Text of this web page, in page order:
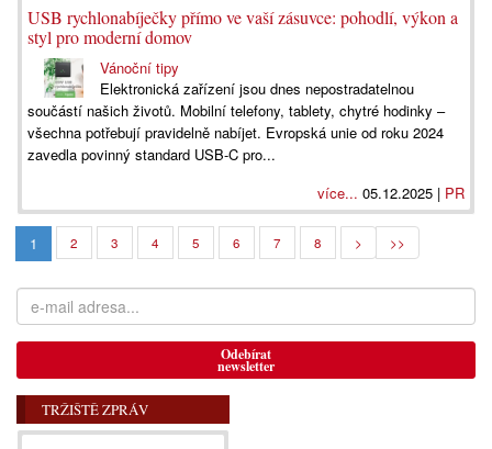
USB rychlonabíječky přímo ve vaší zásuvce: pohodlí, výkon a
styl pro moderní domov
Vánoční tipy
Elektronická zařízení jsou dnes nepostradatelnou
součástí našich životů. Mobilní telefony, tablety, chytré hodinky –
všechna potřebují pravidelně nabíjet. Evropská unie od roku 2024
zavedla povinný standard USB-C pro...
více... 05.12.2025 | PR
1 2 3 4 5 6 7 8 > >>
Odebírat
newsletter
TRŽIŠTĚ ZPRÁV